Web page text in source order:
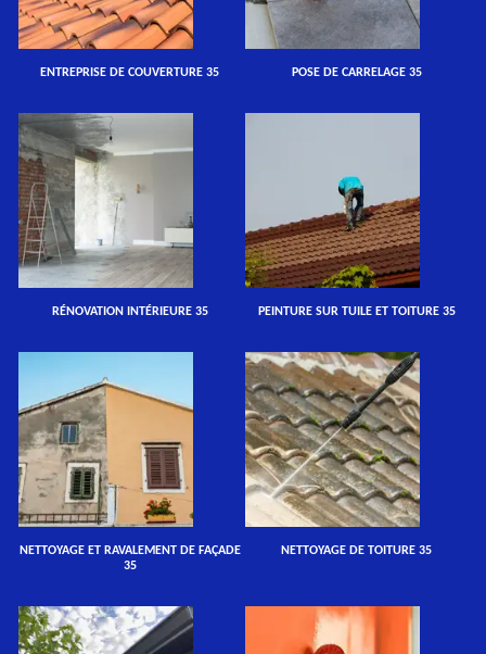
ENTREPRISE DE COUVERTURE 35 POSE DE CARRELAGE 35
RÉNOVATION INTÉRIEURE 35 PEINTURE SUR TUILE ET TOITURE 35
NETTOYAGE ET RAVALEMENT DE FAÇADE
35
NETTOYAGE DE TOITURE 35